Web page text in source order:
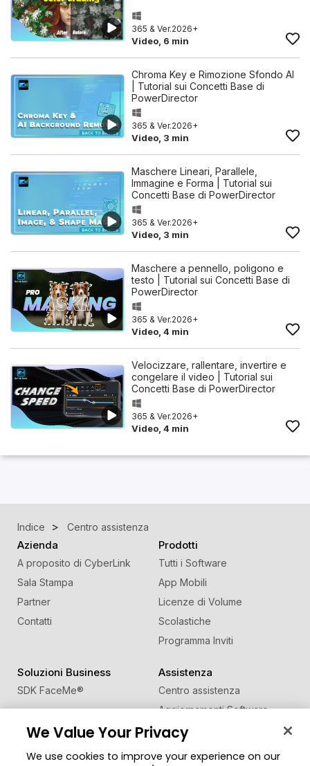
365 & Ver.2026+
Video, 6 min
Chroma Key e Rimozione Sfondo AI
| Tutorial sui Concetti Base di
PowerDirector
365 & Ver.2026+
Video, 3 min
Maschere Lineari, Parallele,
Immagine e Forma | Tutorial sui
Concetti Base di PowerDirector
365 & Ver.2026+
Video, 3 min
Maschere a pennello, poligono e
testo | Tutorial sui Concetti Base di
PowerDirector
365 & Ver.2026+
Video, 4 min
Velocizzare, rallentare, invertire e
congelare il video | Tutorial sui
Concetti Base di PowerDirector
365 & Ver.2026+
Video, 4 min
Indice Centro assistenza
Azienda
A proposito di CyberLink
Sala Stampa
Partner
Contatti
Prodotti
Tutti i Software
App Mobili
Licenze di Volume
Scolastiche
Programma Inviti
Soluzioni Business
SDK FaceMe®
Assistenza
Centro assistenza
Aggiornamenti Software
Centro Apprendimento
Comunità Cambia regione
We Value Your Privacy
We use cookies to improve your experience on our